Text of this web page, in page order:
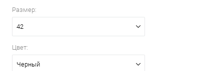
Размер:
42
Цвет:
Черный